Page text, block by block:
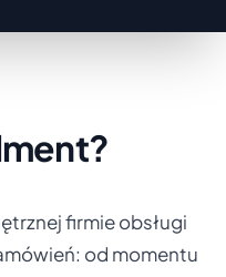
firmie obsługi
od momentu